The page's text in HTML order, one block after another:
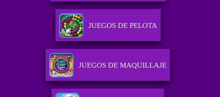
JUEGOS DE PELOTA
JUEGOS DE MAQUILLAJE